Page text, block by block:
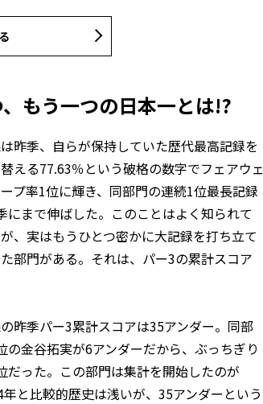
もう一つの日本一とは!?
昨季、自らが保持していた歴代最高記録を
える77.63％という破格の数字でフェアウェ
プ率1位に輝き、同部門の連続1位最長記録
にまで伸ばした。このことはよく知られて
、実はもうひとつ密かに大記録を打ち立て
部門がある。それは、パー3の累計スコア
昨季パー3累計スコアは35アンダー。同部
の金谷拓実が6アンダーだから、ぶっちぎり
だった。この部門は集計を開始したのが
年と比較的歴史は浅いが、35アンダーという